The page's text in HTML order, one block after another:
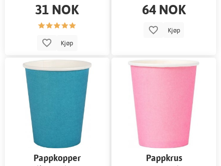
31 NOK
Kjøp
64 NOK
Kjøp
Pappkopper Pappkrus